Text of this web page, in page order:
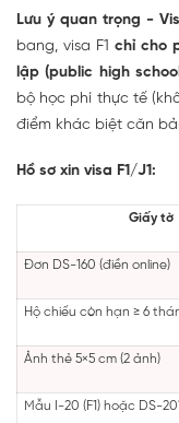
Lưu ý quan trọng -
bang, visa F1 chỉ cho
lập (public high
bộ học phí thực tế
điểm khác biệt căn
Hồ sơ xin visa F1/J1:
Giấy tờ
Đơn DS-160 (điền online)
Hộ chiếu còn hạn ≥ 6
Ảnh thẻ 5×5 cm (2 ảnh)
Mẫu I-20 (F1) hoặc DS-